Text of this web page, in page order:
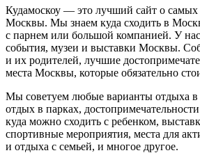
Кудамоскоу — это лучший сайт о
Москвы. Мы знаем куда сходить в
с парнем или большой компанией. У
события, музеи и выставки Москвы.
и их родителей, лучшие
места Москвы, которые обязательно
Мы советуем любые варианты отдыха
отдых в парках,
куда можно сходить с ребенком,
спортивные мероприятия, места для
и отдыха с семьей, и многое другое.